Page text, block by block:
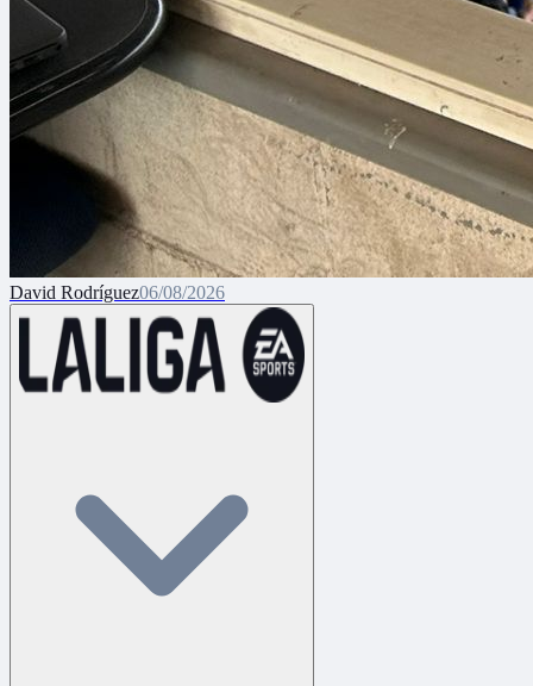
David Rodríguez06/08/2026